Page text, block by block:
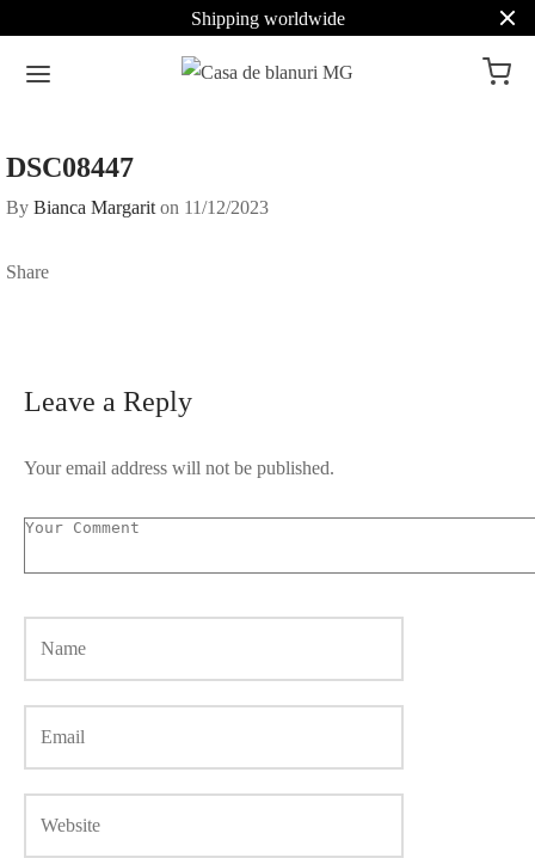
Shipping worldwide
DSC08447
By Bianca Margarit on 11/12/2023
Share
Leave a Reply
Your email address will not be published.